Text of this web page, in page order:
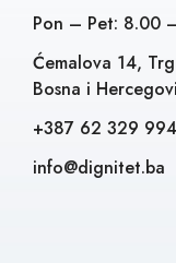
Pon – Pet: 8.00
Ćemalova 14,
Bosna i
+387 62 329 994
info@dignitet.ba